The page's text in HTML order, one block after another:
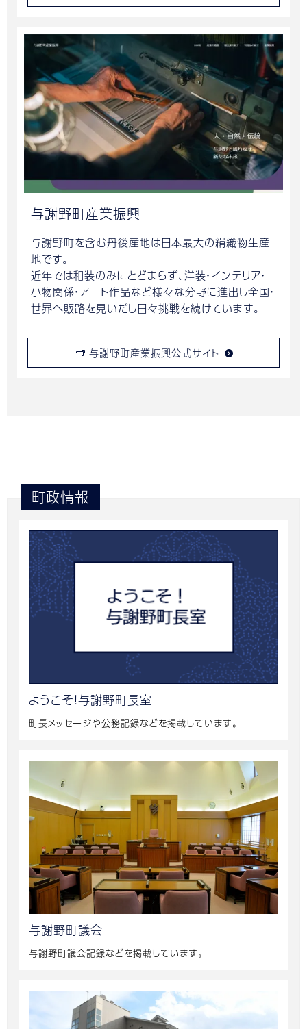
与謝野町産業振興
与謝野町を含む丹後産地は日本最大の絹織物生産
地です。
近年では和装のみにとどまらず、洋装・インテリア・
小物関係・アート作品など様々な分野に進出し全国・
世界へ販路を見いだし日々挑戦を続けています。
与謝野町産業振興公式サイト
町政情報
ようこそ！与謝野町長室
町長メッセージや公務記録などを掲載しています。
与謝野町議会
与謝野町議会記録などを掲載しています。